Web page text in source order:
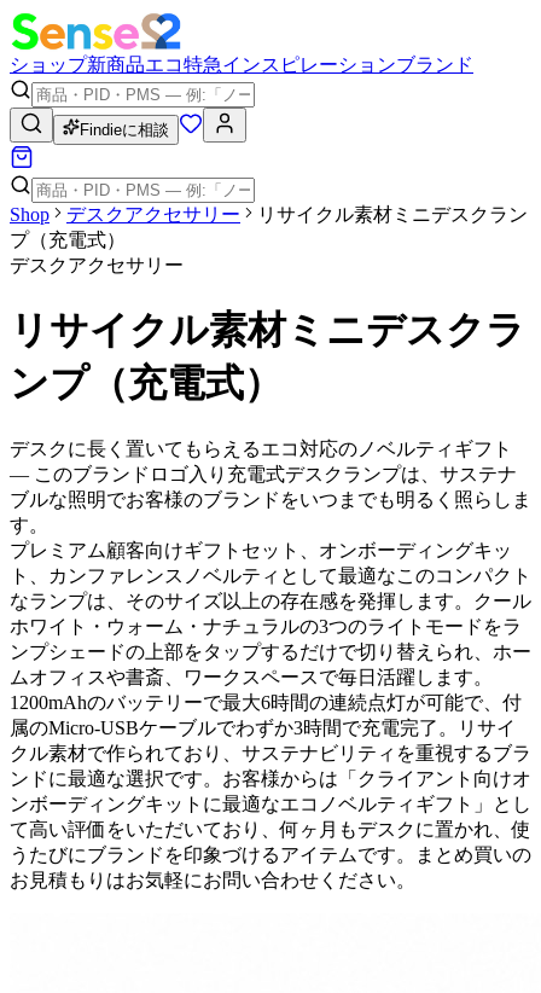
ショップ新商品エコ特急インスピレーションブランド
Findieに相談
Shop デスクアクセサリー
リサイクル素材ミニデスクラン
プ（充電式）
デスクアクセサリー
リサイクル素材ミニデスクラ
ンプ（充電式）
デスクに長く置いてもらえるエコ対応のノベルティギフト
— このブランドロゴ入り充電式デスクランプは、サステナ
ブルな照明でお客様のブランドをいつまでも明るく照らしま
す。
プレミアム顧客向けギフトセット、オンボーディングキッ
ト、カンファレンスノベルティとして最適なこのコンパクト
なランプは、そのサイズ以上の存在感を発揮します。クール
ホワイト・ウォーム・ナチュラルの3つのライトモードをラ
ンプシェードの上部をタップするだけで切り替えられ、ホー
ムオフィスや書斎、ワークスペースで毎日活躍します。
1200mAhのバッテリーで最大6時間の連続点灯が可能で、付
属のMicro-USBケーブルでわずか3時間で充電完了。リサイ
クル素材で作られており、サステナビリティを重視するブラ
ンドに最適な選択です。お客様からは「クライアント向けオ
ンボーディングキットに最適なエコノベルティギフト」とし
て高い評価をいただいており、何ヶ月もデスクに置かれ、使
うたびにブランドを印象づけるアイテムです。まとめ買いの
お見積もりはお気軽にお問い合わせください。